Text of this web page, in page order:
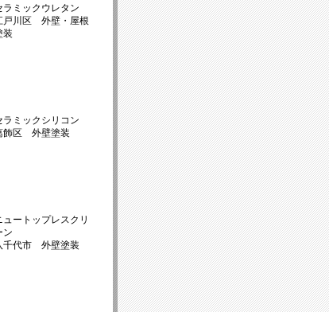
ラミックウレタン
戸川区 外壁・屋根
装
ラミックシリコン
飾区 外壁塗装
ュートップレスクリ
ン
千代市 外壁塗装